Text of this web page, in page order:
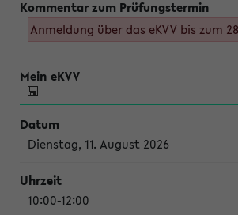
Anmeldung über das eKVV bis zum
Dienstag, 11. August 2026
10:00-12:00